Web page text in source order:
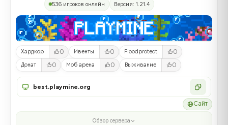
536 игроков онлайн Версия: 1.21.4
Хардкор 0 Ивенты 0 Floodprotect 0
Донат 0 Моб арена 0 Выживание 0
best.playmine.org
Сайт
Обзор сервера